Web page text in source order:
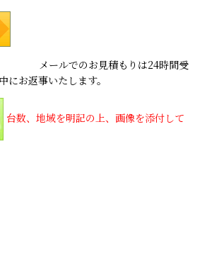
見積もりは24時間受
にお返事いたします。
台数、地域を明記の上、画像を添付して